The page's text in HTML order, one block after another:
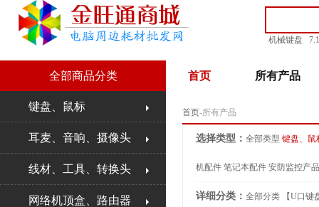
机械键盘
首页 所有产品
全部商品分类
键盘、鼠标
耳麦、音响、摄像头
线材、工具、转换头
网络机顶盒、路由器
首页-所有产品
选择类型： 全部类型 键盘、鼠
机配件 笔记本配件 安防监控产品
详细分类： 全部分类 【U口键